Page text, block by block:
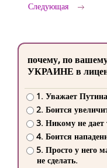
Следующая
почему, по
УКРАИНЕ в
1. Уважает
2. Боится
3. Никому не дает
4. Боится
5. Просто у него
не сделать.